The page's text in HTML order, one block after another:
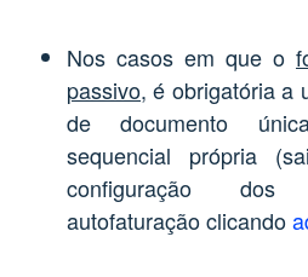
Nos casos em que o
passivo, é obrigatória a
de documento
sequencial própria
configuração
autofaturação clicando